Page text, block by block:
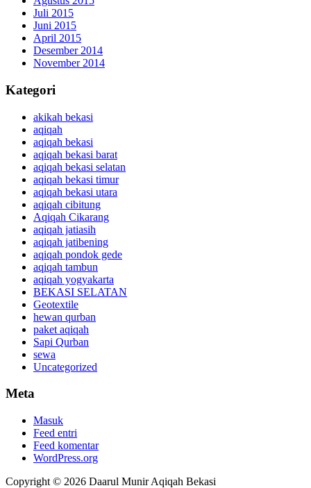
Juli 2015
Juni 2015
April 2015
Desember 2014
November 2014
Kategori
akikah bekasi
aqiqah
aqiqah bekasi
aqiqah bekasi barat
aqiqah bekasi selatan
aqiqah bekasi timur
aqiqah bekasi utara
aqiqah cibitung
Aqiqah Cikarang
aqiqah jatiasih
aqiqah jatibening
aqiqah pondok gede
aqiqah tambun
aqiqah yogyakarta
BEKASI SELATAN
Geotextile
hewan qurban
paket aqiqah
Sapi Qurban
sewa
Uncategorized
Meta
Masuk
Feed entri
Feed komentar
WordPress.org
Copyright © 2026 Daarul Munir Aqiqah Bekasi